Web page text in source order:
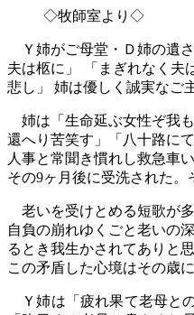
◇牧師室より◇
Ｙ姉がご母堂・Ｄ姉の遺
夫は柩に」
「まぎれなく
悲し」
姉は優しく誠実なご
姉は「生命延ぶ女性ぞ我
還へり苦笑す」「八十路に
人事と常聞き慣れし救急車
その9ヶ月後に受洗された。
老いを受けとめる短歌が
自負の崩れゆくごと老いの
るとき我生かされてありと
この矛盾した心境はその歳
Ｙ姉は「疲れ果て老母と